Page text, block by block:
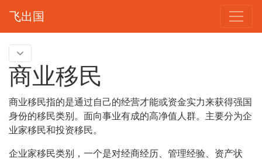
飞出国
商业移民
商业移民指的是通过自己的经营才能或资金实力来获得强国
身份的移民类别。面向事业有成的高净值人群。主要分为企
业家移民和投资移民。
企业家移民类别，一个是对经商经历、管理经验、资产状